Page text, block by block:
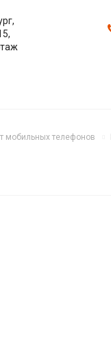
мобильных телефонов